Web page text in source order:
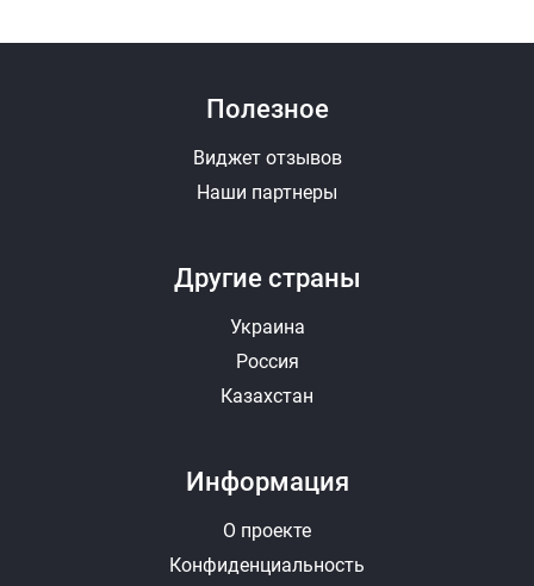
Другие страны
Украина
Россия
Казахстан
Полезное
Виджет отзывов
Наши партнеры
Информация
О проекте
Конфиденциальность